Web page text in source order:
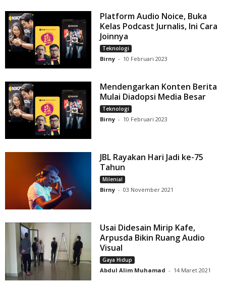
Platform Audio Noice, Buka
Kelas Podcast Jurnalis, Ini Cara
Joinnya
Teknologi
Birny - 10 Februari 2023
Mendengarkan Konten Berita
Mulai Diadopsi Media Besar
Teknologi
Birny - 10 Februari 2023
JBL Rayakan Hari Jadi ke-75
Tahun
Milenial
Birny - 03 November 2021
Usai Didesain Mirip Kafe,
Arpusda Bikin Ruang Audio
Visual
Gaya Hidup
Abdul Alim Muhamad - 14 Maret 2021